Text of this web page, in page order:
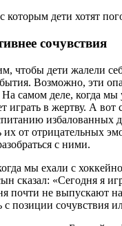
сочувствия
чтобы дети жалели
Возможно, эти
самом деле, когда мы
играть в жертву. А вот
избалованных
их от отрицательных
с ними.
мы ехали с
сказал: «Сегодня я
почти не выпускают
с позиции сочувствия